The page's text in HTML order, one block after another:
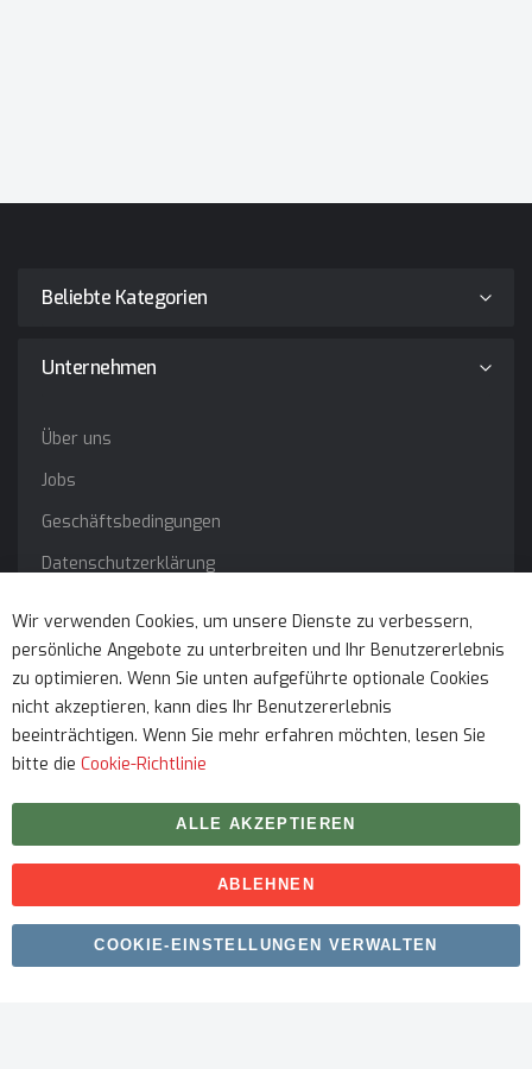
Beliebte Kategorien
Unternehmen
Über uns
Jobs
Geschäftsbedingungen
Datenschutzerklärung
Service
Urheberrecht © 2026 myfitmix. Alle Rechte vorbehalten.
Erstellt vonSKIY31
Wir verwenden Cookies, um unsere Dienste zu verbessern,
persönliche Angebote zu unterbreiten und Ihr Benutzererlebnis
zu optimieren. Wenn Sie unten aufgeführte optionale Cookies
nicht akzeptieren, kann dies Ihr Benutzererlebnis
beeinträchtigen. Wenn Sie mehr erfahren möchten, lesen Sie
bitte die Cookie-Richtlinie
ALLE AKZEPTIEREN
ABLEHNEN
COOKIE-EINSTELLUNGEN VERWALTEN